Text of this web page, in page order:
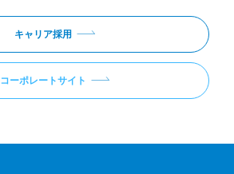
キャリア採用
コーポレートサイト